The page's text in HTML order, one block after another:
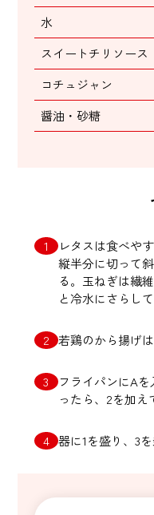
水
スイートチリソース
コチュジャン
醤油・砂糖
レタスは食べや
縦半分に切って
る。玉ねぎは繊
と冷水にさらし
若鶏のから揚げ
フライパンにAを
ったら、2を加え
器に1を盛り、3